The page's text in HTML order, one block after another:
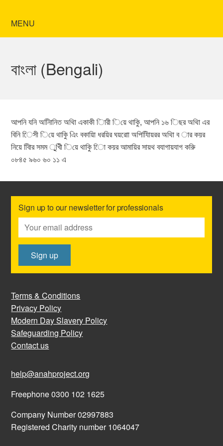
MENU
বাংলা (Bengali)
আপনি যনি অনিিানিত অথিা একাকী িারী িয়ে থাকুি, আপনি ১৬ িছর অথিা এর
বিনি িেসী িয়ে থাকুি এিং বকায়িা ধরয়ির ঘয়রাো অপিযিিায়রর অথিা ব ার কয়র
নিয়ে বিিার সমম ু্খীি িয়ে থাকুি িো কয়র আমায়ির সায়থ বযাগায়যাগ করুি
০৮৪৫ ৯৬০ ৬০ ১১ এ
Sign up to our newsletter for professionals
Terms & Conditions
Privacy Policy
Modern Day Slavery Policy
Safeguarding Policy
Contact us
help@anahproject.org
Freephone 0300 102 1625
Company Number 02997883
Registered Charity number 1064047